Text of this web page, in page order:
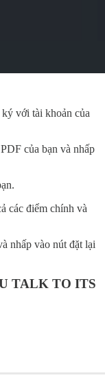
với tài khoản của
của bạn và nhấp
các điểm chính và
nhấp vào nút đặt lại
TALK TO ITS